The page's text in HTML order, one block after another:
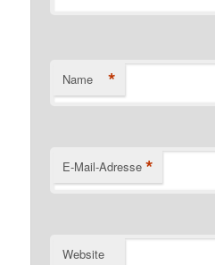
Name *
E-Mail-Adresse *
Website